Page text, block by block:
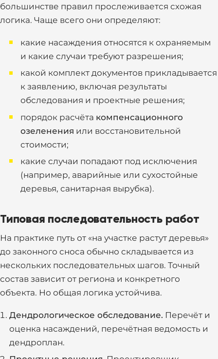
большинстве правил прослеживается схожая
логика. Чаще всего они определяют:
какие насаждения относятся к охраняемым
и какие случаи требуют разрешения;
какой комплект документов прикладывается
к заявлению, включая результаты
обследования и проектные решения;
порядок расчёта компенсационного
озеленения или восстановительной
стоимости;
какие случаи попадают под исключения
(например, аварийные или сухостойные
деревья, санитарная вырубка).
Типовая последовательность работ
На практике путь от «на участке растут деревья»
до законного сноса обычно складывается из
нескольких последовательных шагов. Точный
состав зависит от региона и конкретного
объекта. Но общая логика устойчива.
Дендрологическое обследование. Перечёт и
оценка насаждений, перечётная ведомость и
дендроплан.